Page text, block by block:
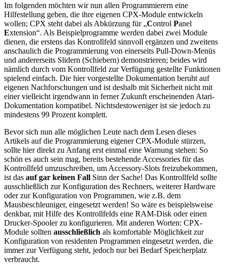
Im folgenden möchten wir nun allen Programmierern eine
Hilfestellung geben, die ihre eigenen CPX-Module entwickeln
wollen; CPX steht dabei als Abkürzung für „Control Panel
Extension“. Als Beispielprogramme werden dabei zwei Module
dienen, die erstens das Kontrollfeld sinnvoll ergänzen und zweitens
anschaulich die Programmierung von einerseits Pull-Down-Menüs
und andererseits Slidern (Schiebern) demonstrieren; beides wird
nämlich durch vom Kontrollfeld zur Verfügung gestellte Funktionen
spielend einfach. Die hier vorgestellte Dokumentation beruht auf
eigenen Nachforschungen und ist deshalb mit Sicherheit nicht mit
einer vielleicht irgendwann in ferner Zukunft erscheinenden Atari-
Dokumentation kompatibel. Nichtsdestoweniger ist sie jedoch zu
mindestens 99 Prozent komplett.
Bevor sich nun alle möglichen Leute nach dem Lesen dieses
Artikels auf die Programmierung eigener CPX-Module stürzen,
sollte hier direkt zu Anfang erst einmal eine Warnung stehen: So
schön es auch sein mag, bereits bestehende Accessories für das
Kontrollfeld umzuschreiben, um Accessory-Slots freizubekommen,
ist das auf gar keinen Fall Sinn der Sache! Das Kontrollfeld sollte
ausschließlich zur Konfiguration des Rechners, weiterer Hardware
oder zur Konfiguration von Programmen, wie z.B. dem
Mausbeschleuniger, eingesetzt werden! So wäre es beispielsweise
denkbar, mit Hilfe des Kontrollfelds eine RAM-Disk oder einen
Drucker-Spooler zu konfigurieren. Mit anderen Worten: CPX-
Module sollten ausschließlich als komfortable Möglichkeit zur
Konfiguration von residenten Programmen eingesetzt werden, die
immer zur Verfügung steht, jedoch nur bei Bedarf Speicherplatz
verbraucht.